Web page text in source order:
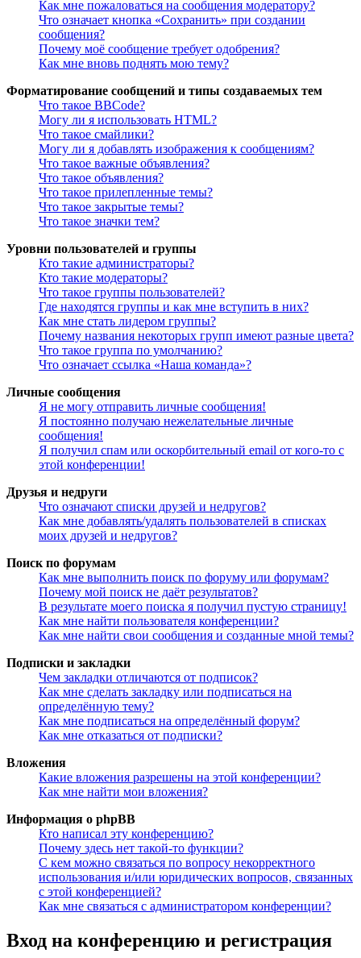
Как мне пожаловаться на сообщения модератору?
Что означает кнопка «Сохранить» при создании
сообщения?
Почему моё сообщение требует одобрения?
Как мне вновь поднять мою тему?
Форматирование сообщений и типы создаваемых тем
Что такое BBCode?
Могу ли я использовать HTML?
Что такое смайлики?
Могу ли я добавлять изображения к сообщениям?
Что такое важные объявления?
Что такое объявления?
Что такое прилепленные темы?
Что такое закрытые темы?
Что такое значки тем?
Уровни пользователей и группы
Кто такие администраторы?
Кто такие модераторы?
Что такое группы пользователей?
Где находятся группы и как мне вступить в них?
Как мне стать лидером группы?
Почему названия некоторых групп имеют разные цвета?
Что такое группа по умолчанию?
Что означает ссылка «Наша команда»?
Личные сообщения
Я не могу отправить личные сообщения!
Я постоянно получаю нежелательные личные
сообщения!
Я получил спам или оскорбительный email от кого-то с
этой конференции!
Друзья и недруги
Что означают списки друзей и недругов?
Как мне добавлять/удалять пользователей в списках
моих друзей и недругов?
Поиск по форумам
Как мне выполнить поиск по форуму или форумам?
Почему мой поиск не даёт результатов?
В результате моего поиска я получил пустую страницу!
Как мне найти пользователя конференции?
Как мне найти свои сообщения и созданные мной темы?
Подписки и закладки
Чем закладки отличаются от подписок?
Как мне сделать закладку или подписаться на
определённую тему?
Как мне подписаться на определённый форум?
Как мне отказаться от подписки?
Вложения
Какие вложения разрешены на этой конференции?
Как мне найти мои вложения?
Информация о phpBB
Кто написал эту конференцию?
Почему здесь нет такой-то функции?
С кем можно связаться по вопросу некорректного
использования и/или юридических вопросов, связанных
с этой конференцией?
Как мне связаться с администратором конференции?
Вход на конференцию и регистрация